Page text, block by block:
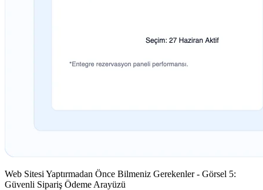
Web Sitesi Yaptırmadan Önce Bilmeniz Gerekenler - Görsel 5:
Güvenli Sipariş Ödeme Arayüzü